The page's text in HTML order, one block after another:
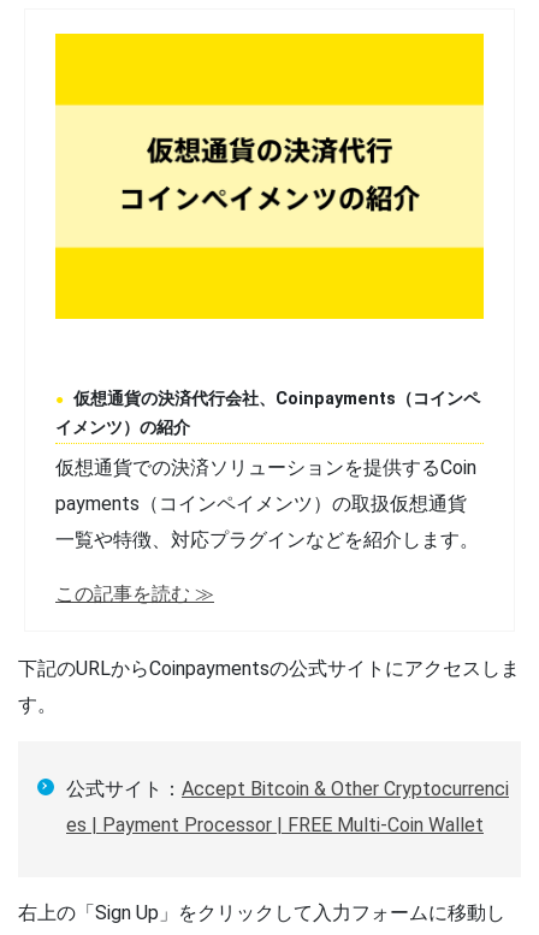
仮想通貨の決済代行会社、Coinpayments（コインペ
イメンツ）の紹介
仮想通貨での決済ソリューションを提供するCoin
payments（コインペイメンツ）の取扱仮想通貨
一覧や特徴、対応プラグインなどを紹介します。
この記事を読む ≫
下記のURLからCoinpaymentsの公式サイトにアクセスしま
す。
公式サイト： Accept Bitcoin & Other Cryptocurrenci
es | Payment Processor | FREE Multi-Coin Wallet
右上の「Sign Up」をクリックして入力フォームに移動し